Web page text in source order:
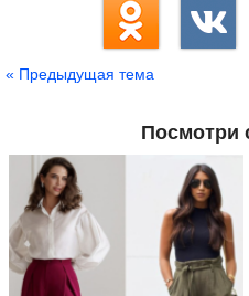
« Предыдущая тема
Посмотри